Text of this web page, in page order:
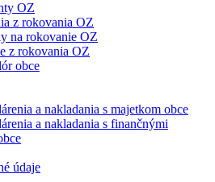
OZ
z rokovania OZ
na rokovanie OZ
z rokovania OZ
obce
a nakladania s majetkom obce
a nakladania s finančnými
údaje